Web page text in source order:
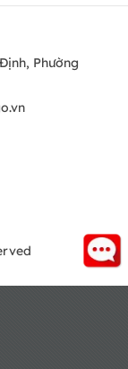
Phường